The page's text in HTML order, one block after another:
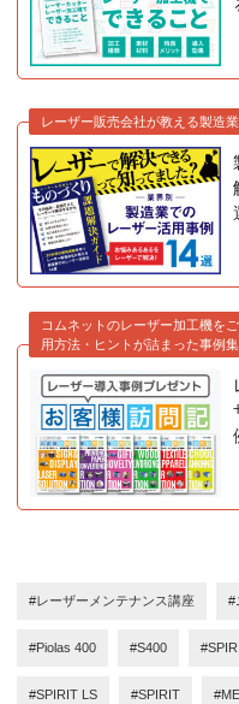
レーザー販売会社が教える製造
コムネットのレーザー加工機を
用方法・ヒントが詰まった事例集
#レーザーメンテナンス講座 #
#Piolas 400 #S400
#SPIRIT LS #SPIRIT